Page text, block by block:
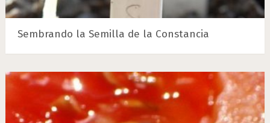
Sembrando la Semilla de la Constancia